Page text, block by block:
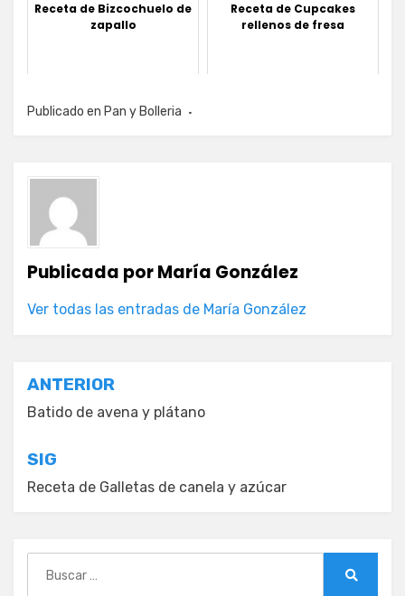
Receta de Bizcochuelo de
zapallo
Receta de Cupcakes
rellenos de fresa
Publicado en Pan y Bolleria
Publicada porMaría González
Ver todas las entradas de María González
Navegación
de
entradas
ANTERIOR
Batido de avena y plátano
SIG
Receta de Galletas de canela y azúcar